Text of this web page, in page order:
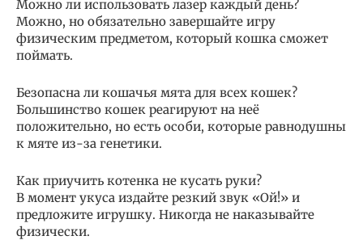
Можно ли использовать лазер каждый день?
Можно, но обязательно завершайте игру
физическим предметом, который кошка сможет
поймать.
Безопасна ли кошачья мята для всех кошек?
Большинство кошек реагируют на неё
положительно, но есть особи, которые равнодушны
к мяте из-за генетики.
Как приучить котенка не кусать руки?
В момент укуса издайте резкий звук «Ой!» и
предложите игрушку. Никогда не наказывайте
физически.